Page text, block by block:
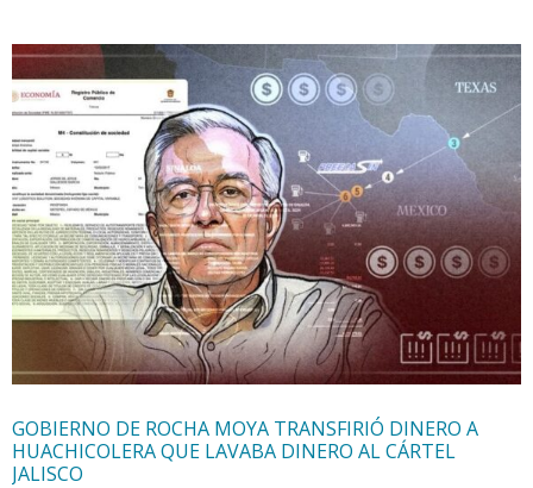
GOBIERNO DE ROCHA MOYA TRANSFIRIÓ DINERO A
HUACHICOLERA QUE LAVABA DINERO AL CÁRTEL
JALISCO